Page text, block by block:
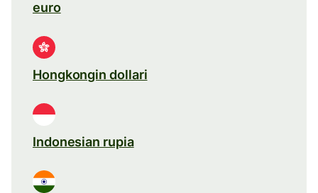
euro
Hongkongin dollari
Indonesian rupia